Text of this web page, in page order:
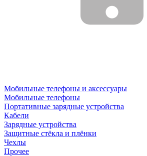
Мобильные телефоны и аксессуары
Мобильные телефоны
Портативные зарядные устройства
Кабели
Зарядные устройства
Защитные стёкла и плёнки
Чехлы
Прочее